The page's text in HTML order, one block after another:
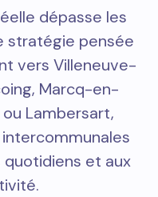
dépasse les
stratégie pensée
vers Villeneuve-
Marcq-en-
Lambersart,
et aux